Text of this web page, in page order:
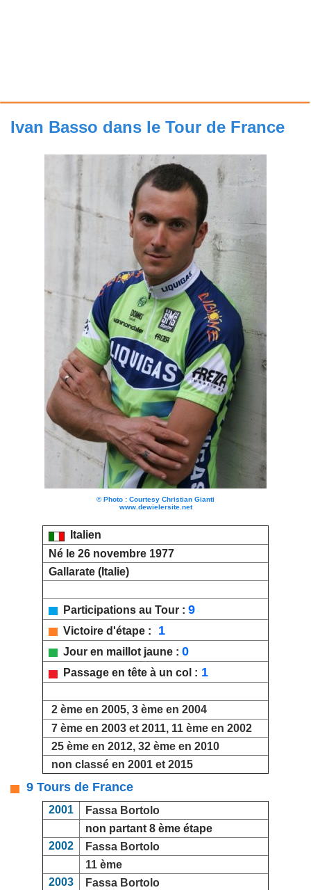
Ivan Basso dans le Tour de France
© Photo : Courtesy Christian Gianti
www.dewielersite.net
Italien
Né le 26 novembre 1977
Gallarate (Italie)
Participations au Tour : 9
Victoire d'étape : 1
Jour en maillot jaune : 0
Passage en tête à un col : 1
2 ème en 2005, 3 ème en 2004
7 ème en 2003 et 2011, 11 ème en 2002
25 ème en 2012, 32 ème en 2010
non classé en 2001 et 2015
9 Tours de France
2001
Fassa Bortolo
non partant 8 ème étape
2002
Fassa Bortolo
11 ème
2003
Fassa Bortolo